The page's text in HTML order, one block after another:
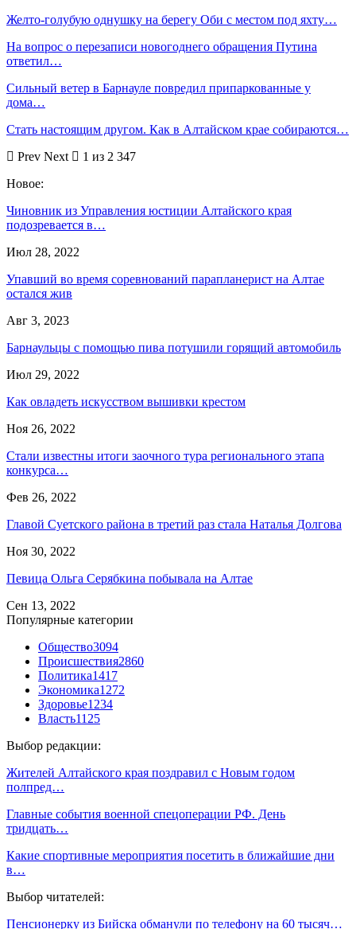
Желто-голубую однушку на берегу Оби с местом под яхту…
На вопрос о перезаписи новогоднего обращения Путина
ответил…
Сильный ветер в Барнауле повредил припаркованные у
дома…
Стать настоящим другом. Как в Алтайском крае собираются…
Prev Next
1 из 2 347
Новое:
Чиновник из Управления юстиции Алтайского края
подозревается в…
Июл 28, 2022
Упавший во время соревнований парапланерист на Алтае
остался жив
Авг 3, 2023
Барнаульцы с помощью пива потушили горящий автомобиль
Июл 29, 2022
Как овладеть искусством вышивки крестом
Ноя 26, 2022
Стали известны итоги заочного тура регионального этапа
конкурса…
Фев 26, 2022
Главой Суетского района в третий раз стала Наталья Долгова
Ноя 30, 2022
Певица Ольга Серябкина побывала на Алтае
Сен 13, 2022
Популярные категории
Общество3094
Происшествия2860
Политика1417
Экономика1272
Здоровье1234
Власть1125
Выбор редакции:
Жителей Алтайского края поздравил с Новым годом
полпред…
Главные события военной спецоперации РФ. День
тридцать…
Какие спортивные мероприятия посетить в ближайшие дни
в…
Выбор читателей:
Пенсионерку из Бийска обманули по телефону на 60 тысяч…